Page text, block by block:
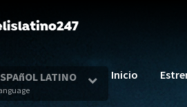
Inicio
LATINO